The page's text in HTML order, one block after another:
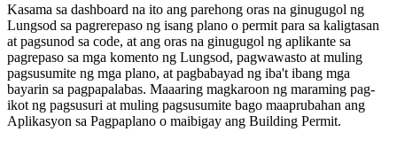
Kasama sa dashboard na ito ang parehong oras na ginugugol ng
Lungsod sa pagrerepaso ng isang plano o permit para sa kaligtasan
at pagsunod sa code, at ang oras na ginugugol ng aplikante sa
pagrepaso sa mga komento ng Lungsod, pagwawasto at muling
pagsusumite ng mga plano, at pagbabayad ng iba't ibang mga
bayarin sa pagpapalabas. Maaaring magkaroon ng maraming pag-
ikot ng pagsusuri at muling pagsusumite bago maaprubahan ang
Aplikasyon sa Pagpaplano o maibigay ang Building Permit.